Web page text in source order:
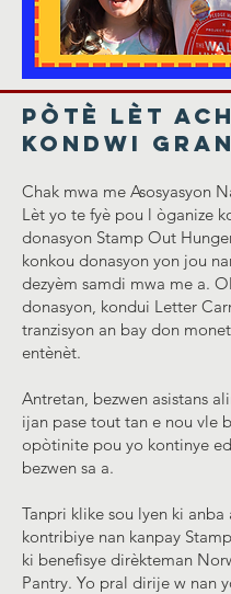
Pòtè Lèt
Kondwi
Chak mwa me Asosyasyon
Lèt yo te fyè pou l òganize
donasyon Stamp Out
konkou donasyon yon jou
dezyèm samdi mwa me a.
donasyon, kondui Letter
tranzisyon an bay don
entènèt.
Antretan, bezwen asistans
ijan pase tout tan e nou vle
opòtinite pou yo kontinye
bezwen sa a.
Tanpri klike sou lyen ki anba
kontribiye nan kanpay
ki benefisye dirèkteman
Pantry. Yo pral dirije w nan